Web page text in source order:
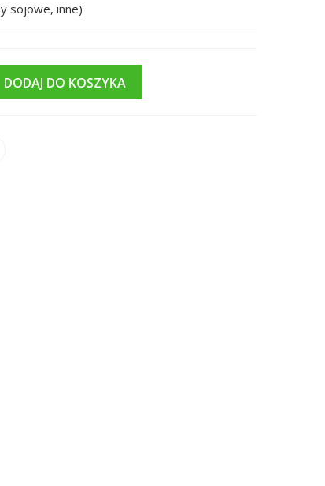
sojowe, inne)
DODAJ DO KOSZYKA